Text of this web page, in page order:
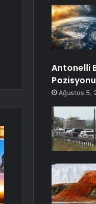
Antonelli
Ağustos 5,